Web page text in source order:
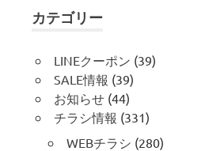
カテゴリー
LINEクーポン (39)
SALE情報 (39)
お知らせ (44)
チラシ情報 (331)
WEBチラシ (280)